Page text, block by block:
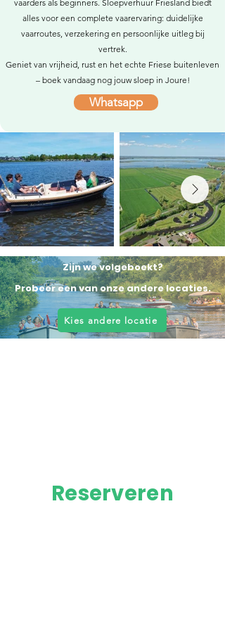
vaarders als beginners. Sloepverhuur Friesland biedt
alles voor een complete vaarervaring: duidelijke
vaarroutes, verzekering en persoonlijke uitleg bij
vertrek.
Geniet van vrijheid, rust en het echte Friese buitenleven
– boek vandaag nog jouw sloep in Joure!
Whatsapp
Zijn we volgeboekt?
Probeer een van onze andere locaties.
Kies andere locatie
Reserveren